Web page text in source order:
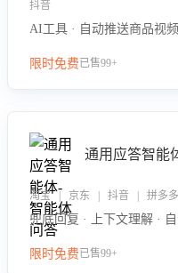
抖音
AI工具 · 自动推送商品视频
限时免费已售99+
通用应答智能
淘宝 | 京东 | 抖音 | 拼多多
兜底回复 · 上下文理解 ·
限时免费已售99+